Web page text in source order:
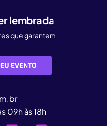
lembrada
que garantem
EVENTO
09h às 18h